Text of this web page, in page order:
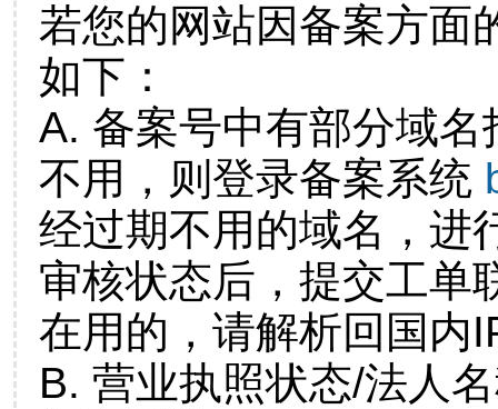
若您的网站因备案方面
如下：
A. 备案号中有部分域
不用，则登录备案系统
经过期不用的域名，进
审核状态后，提交工单
在用的，请解析回国内
B. 营业执照状态/法人